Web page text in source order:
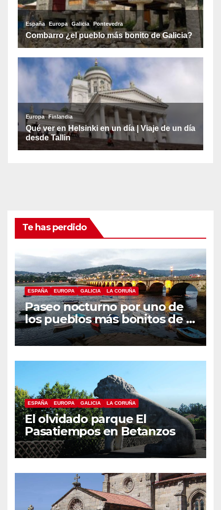
Te has perdido
ESPAÑA EUROPA GALICIA LA CORUÑA
Paseo nocturno por uno de
los pueblos más bonitos de A
Coruña, Puentedeume
ESPAÑA EUROPA GALICIA LA CORUÑA
El olvidado parque El
Pasatiempos en Betanzos